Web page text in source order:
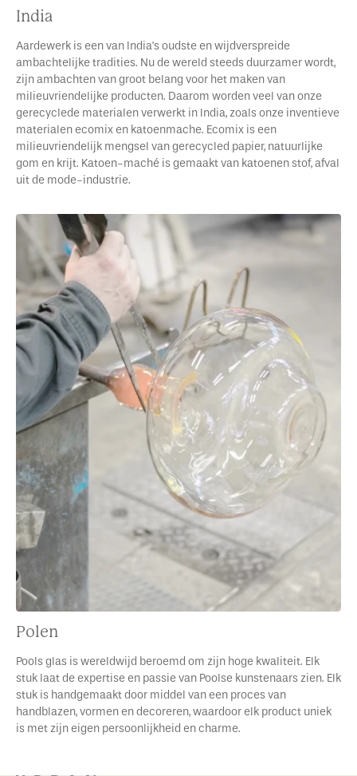
India
Aardewerk is een van India's oudste en wijdverspreide
ambachtelijke tradities. Nu de wereld steeds duurzamer wordt,
zijn ambachten van groot belang voor het maken van
milieuvriendelijke producten. Daarom worden veel van onze
gerecyclede materialen verwerkt in India, zoals onze inventieve
materialen ecomix en katoenmache. Ecomix is een
milieuvriendelijk mengsel van gerecycled papier, natuurlijke
gom en krijt. Katoen-maché is gemaakt van katoenen stof, afval
uit de mode-industrie.
Polen
Pools glas is wereldwijd beroemd om zijn hoge kwaliteit. Elk
stuk laat de expertise en passie van Poolse kunstenaars zien. Elk
stuk is handgemaakt door middel van een proces van
handblazen, vormen en decoreren, waardoor elk product uniek
is met zijn eigen persoonlijkheid en charme.